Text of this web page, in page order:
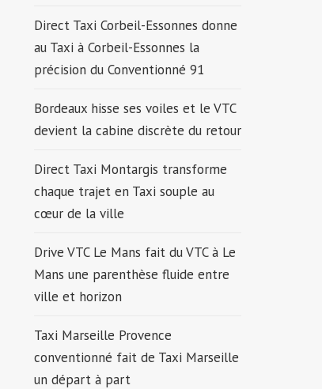
Direct Taxi Corbeil-Essonnes donne
au Taxi à Corbeil-Essonnes la
précision du Conventionné 91
Bordeaux hisse ses voiles et le VTC
devient la cabine discrète du retour
Direct Taxi Montargis transforme
chaque trajet en Taxi souple au
cœur de la ville
Drive VTC Le Mans fait du VTC à Le
Mans une parenthèse fluide entre
ville et horizon
Taxi Marseille Provence
conventionné fait de Taxi Marseille
un départ à part